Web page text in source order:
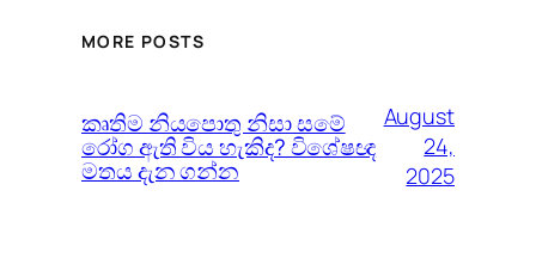
MORE POSTS
කෘතිම නියපොතු නිසා සමේ
රෝග ඇති විය හැකිද? විශේෂඥ
මතය දැන ගන්න
August
24,
2025